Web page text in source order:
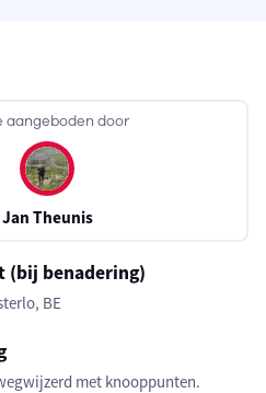
aangeboden door
Jan Theunis
(bij benadering)
BE
met knooppunten.